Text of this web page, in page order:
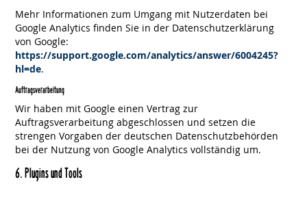
Mehr Informationen zum Umgang mit Nutzerdaten bei
Google Analytics finden Sie in der Datenschutzerklärung
von Google:
https://support.google.com/analytics/answer/6004245?
hl=de.
Auftragsverarbeitung
Wir haben mit Google einen Vertrag zur
Auftragsverarbeitung abgeschlossen und setzen die
strengen Vorgaben der deutschen Datenschutzbehörden
bei der Nutzung von Google Analytics vollständig um.
6. Plugins und Tools